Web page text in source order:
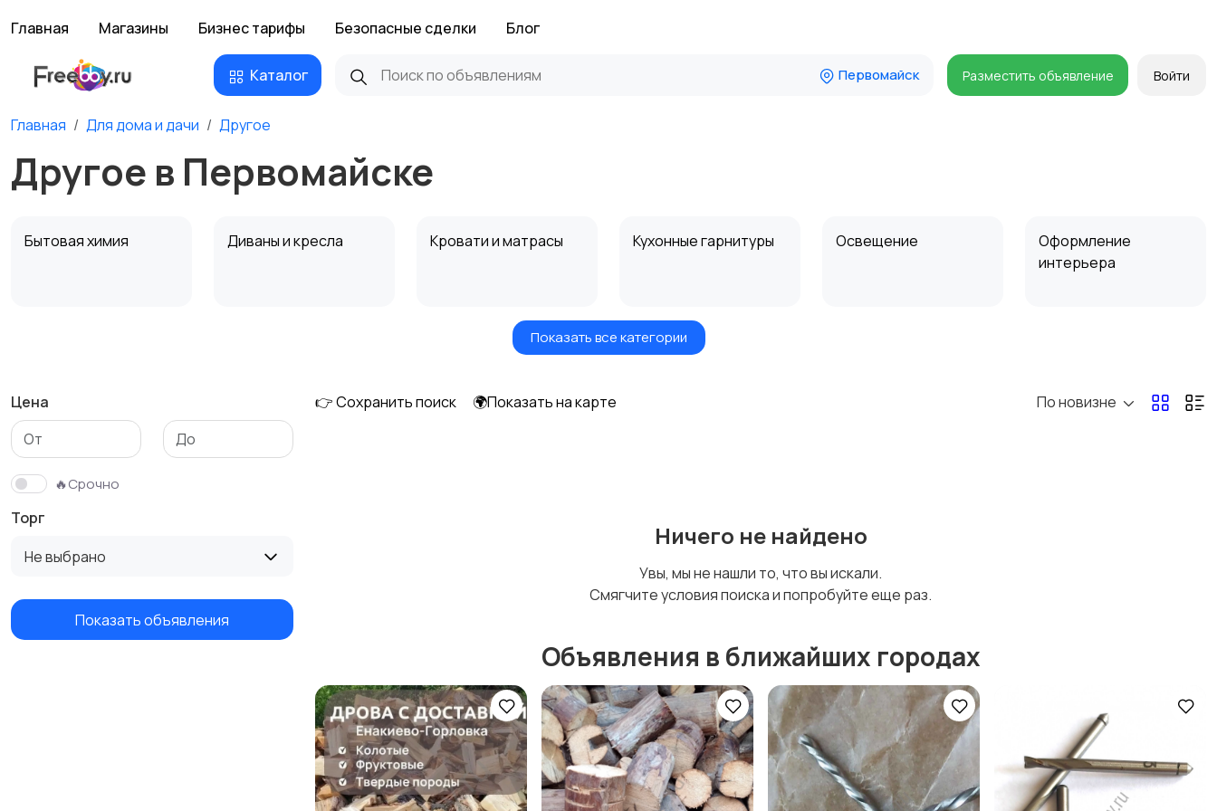
Главная Магазины Бизнес тарифы Безопасные сделки Блог
Каталог Первомайск Разместить объявление Войти
Главная Для дома и дачи Другое
Другое в Первомайске
Бытовая химия Диваны и кресла Кровати и матрасы Кухонные гарнитуры Освещение
Оформление
интерьера
Растения и семена
Столы и стулья Текстиль и ковры
Показать все категории
Цена
🔥Срочно
Торг
Не выбрано
Показать объявления
👉 Сохранить поиск 🌍Показать на карте По новизне
Ничего не найдено
Увы, мы не нашли то, что вы искали.
Смягчите условия поиска и попробуйте еще раз.
Объявления в ближайших городах